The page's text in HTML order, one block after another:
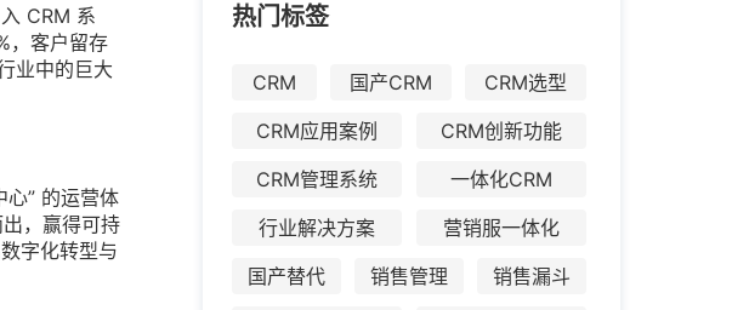
CRM 系
，客户留存
业中的巨大
心” 的运营体
，赢得可持
字化转型与
热门标签
CRM 国产CRM
CRM选型
CRM应用案例
CRM创新功能
CRM管理系统
一体化CRM
行业解决方案
营销服一体化
国产替代
销售管理
销售漏斗